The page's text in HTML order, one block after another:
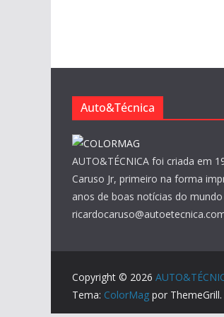
Auto&Técnica
AUTO&TÉCNICA foi criada em
Caruso Jr, primeiro na forma
anos de boas notícias do
Copyright © 2026
Tema: ColorMag por